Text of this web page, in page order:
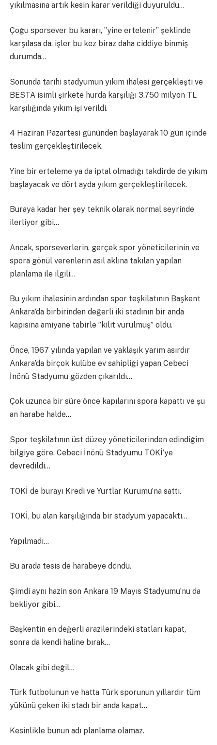
yıkılmasına artık kesin karar verildiği duyuruldu…
Çoğu sporsever bu kararı, ”yine ertelenir” şeklinde
karşılasa da, işler bu kez biraz daha ciddiye binmiş
durumda…
Sonunda tarihi stadyumun yıkım ihalesi gerçekleşti ve
BESTA isimli şirkete hurda karşılığı 3.750 milyon TL
karşılığında yıkım işi verildi.
4 Haziran Pazartesi gününden başlayarak 10 gün içinde
teslim gerçekleştirilecek.
Yine bir erteleme ya da iptal olmadığı takdirde de yıkım
başlayacak ve dört ayda yıkım gerçekleştirilecek.
Buraya kadar her şey teknik olarak normal seyrinde
ilerliyor gibi…
Ancak, sporseverlerin, gerçek spor yöneticilerinin ve
spora gönül verenlerin asıl aklına takılan yapılan
planlama ile ilgili…
Bu yıkım ihalesinin ardından spor teşkilatının Başkent
Ankara’da birbirinden değerli iki stadının bir anda
kapısına amiyane tabirle ”kilit vurulmuş” oldu.
Önce, 1967 yılında yapılan ve yaklaşık yarım asırdır
Ankara’da birçok kulübe ev sahipliği yapan Cebeci
İnönü Stadyumu gözden çıkarıldı…
Çok uzunca bir süre önce kapılarını spora kapattı ve şu
an harabe halde…
Spor teşkilatının üst düzey yöneticilerinden edindiğim
bilgiye göre, Cebeci İnönü Stadyumu TOKİ’ye
devredildi…
TOKİ de burayı Kredi ve Yurtlar Kurumu’na sattı.
TOKİ, bu alan karşılığında bir stadyum yapacaktı…
Yapılmadı…
Bu arada tesis de harabeye döndü.
Şimdi aynı hazin son Ankara 19 Mayıs Stadyumu’nu da
bekliyor gibi…
Başkentin en değerli arazilerindeki statları kapat,
sonra da kendi haline bırak…
Olacak gibi değil…
Türk futbolunun ve hatta Türk sporunun yıllardır tüm
yükünü çeken iki stadı bir anda kapat…
Kesinlikle bunun adı planlama olamaz.